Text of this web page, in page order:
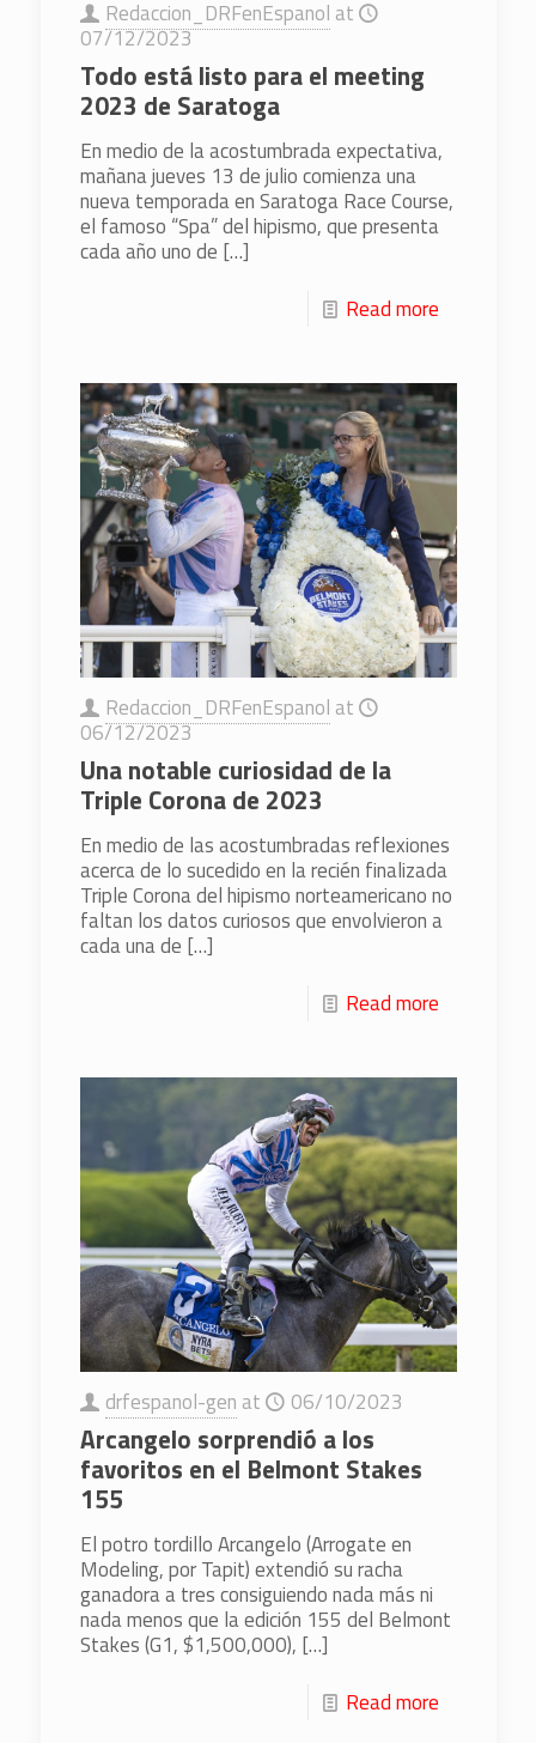
Redaccion_DRFenEspanol at
07/12/2023
Todo está listo para el meeting
2023 de Saratoga
En medio de la acostumbrada expectativa,
mañana jueves 13 de julio comienza una
nueva temporada en Saratoga Race Course,
el famoso “Spa” del hipismo, que presenta
cada año uno de […]
Read more
Redaccion_DRFenEspanol at
06/12/2023
Una notable curiosidad de la
Triple Corona de 2023
En medio de las acostumbradas reflexiones
acerca de lo sucedido en la recién finalizada
Triple Corona del hipismo norteamericano no
faltan los datos curiosos que envolvieron a
cada una de […]
Read more
drfespanol-gen at 06/10/2023
Arcangelo sorprendió a los
favoritos en el Belmont Stakes
155
El potro tordillo Arcangelo (Arrogate en
Modeling, por Tapit) extendió su racha
ganadora a tres consiguiendo nada más ni
nada menos que la edición 155 del Belmont
Stakes (G1, $1,500,000), […]
Read more